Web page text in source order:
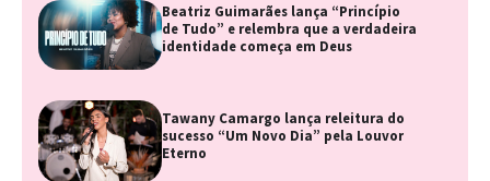
Beatriz Guimarães lança “Princípio
de Tudo” e relembra que a verdadeira
identidade começa em Deus
Tawany Camargo lança releitura do
sucesso “Um Novo Dia” pela Louvor
Eterno